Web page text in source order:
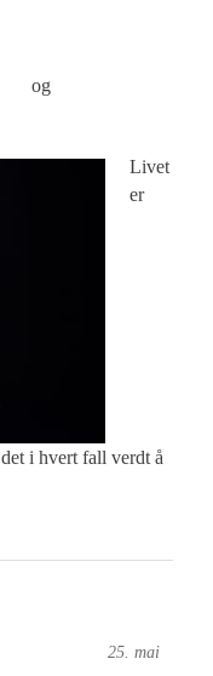
og
Livet
er
i hvert fall verdt å
25. mai